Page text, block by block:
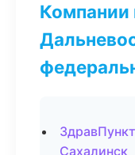
Компании
Сахалинск